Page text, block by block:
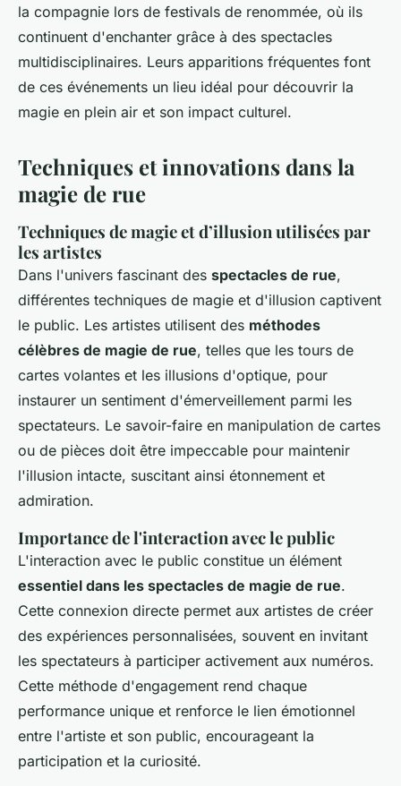
la compagnie lors de festivals de renommée, où ils
continuent d'enchanter grâce à des spectacles
multidisciplinaires. Leurs apparitions fréquentes font
de ces événements un lieu idéal pour découvrir la
magie en plein air et son impact culturel.
Techniques et innovations dans la
magie de rue
Techniques de magie et d’illusion utilisées par
les artistes
Dans l'univers fascinant des spectacles de rue,
différentes techniques de magie et d'illusion captivent
le public. Les artistes utilisent des méthodes
célèbres de magie de rue, telles que les tours de
cartes volantes et les illusions d'optique, pour
instaurer un sentiment d'émerveillement parmi les
spectateurs. Le savoir-faire en manipulation de cartes
ou de pièces doit être impeccable pour maintenir
l'illusion intacte, suscitant ainsi étonnement et
admiration.
Importance de l'interaction avec le public
L'interaction avec le public constitue un élément
essentiel dans les spectacles de magie de rue.
Cette connexion directe permet aux artistes de créer
des expériences personnalisées, souvent en invitant
les spectateurs à participer activement aux numéros.
Cette méthode d'engagement rend chaque
performance unique et renforce le lien émotionnel
entre l'artiste et son public, encourageant la
participation et la curiosité.